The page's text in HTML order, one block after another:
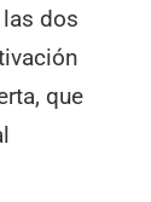
dos
que